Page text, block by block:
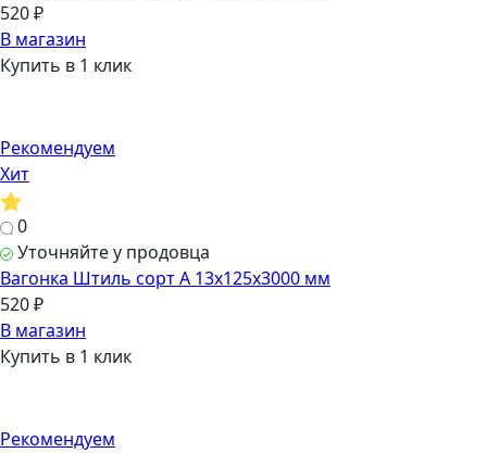
520 ₽
В магазин
Купить в 1 клик
Рекомендуем
Хит
0
Уточняйте у продовца
Вагонка Штиль сорт А 13х125х3000 мм
520 ₽
В магазин
Купить в 1 клик
Рекомендуем